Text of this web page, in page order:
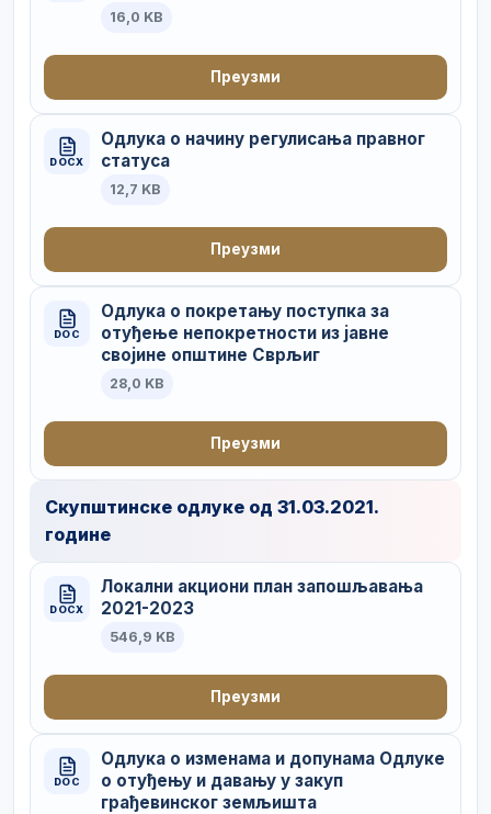
16,0 KB
Преузми
DOCX
Одлука о начину регулисања правног
статуса
12,7 KB
Преузми
DOC
Одлука о покретању поступка за
отуђење непокретности из јавне
својине општине Сврљиг
28,0 KB
Преузми
Скупштинске одлуке од 31.03.2021.
године
DOCX
Локални акциони план запошљавања
2021-2023
546,9 KB
Преузми
DOC
Одлука о изменама и допунама Одлуке
о отуђењу и давању у закуп
грађевинског земљишта